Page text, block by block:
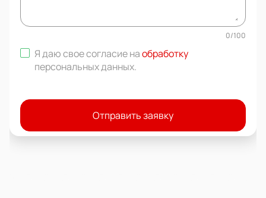
0/100
Я даю свое согласие наобработку
персональных данных.
Отправить заявку